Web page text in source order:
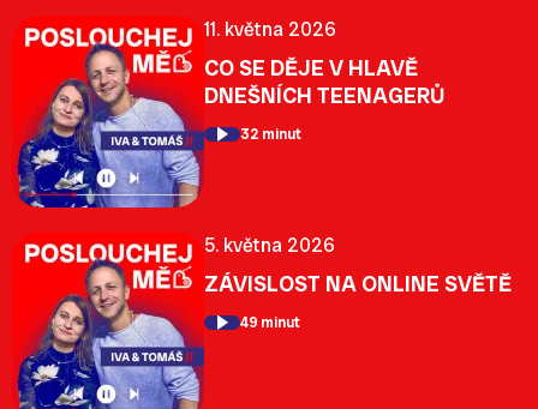
11. května 2026
CO SE DĚJE V HLAVĚ
DNEŠNÍCH TEENAGERŮ
32 minut
5. května 2026
ZÁVISLOST NA ONLINE SVĚTĚ
49 minut